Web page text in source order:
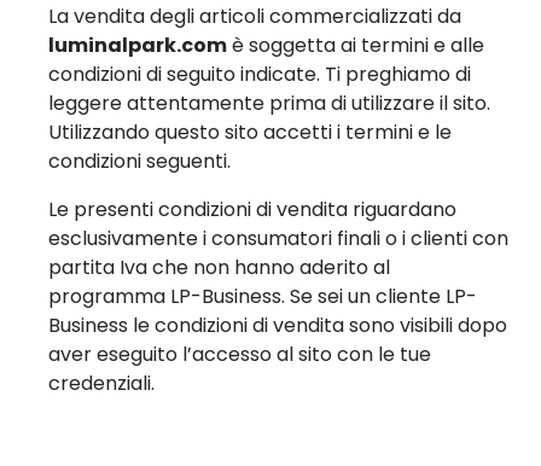
La vendita degli articoli commercializzati da
luminalpark.comè soggetta ai termini e alle
condizioni di seguito indicate. Ti preghiamo di
leggere attentamente prima di utilizzare il sito.
Utilizzando questo sito accetti i termini e le
condizioni seguenti.
Le presenti condizioni di vendita riguardano
esclusivamente i consumatori finali o i clienti con
partita Iva che non hanno aderito al
programma LP-Business. Se sei un cliente LP-
Business le condizioni di vendita sono visibili dopo
aver eseguito l’accesso al sito con le tue
credenziali.